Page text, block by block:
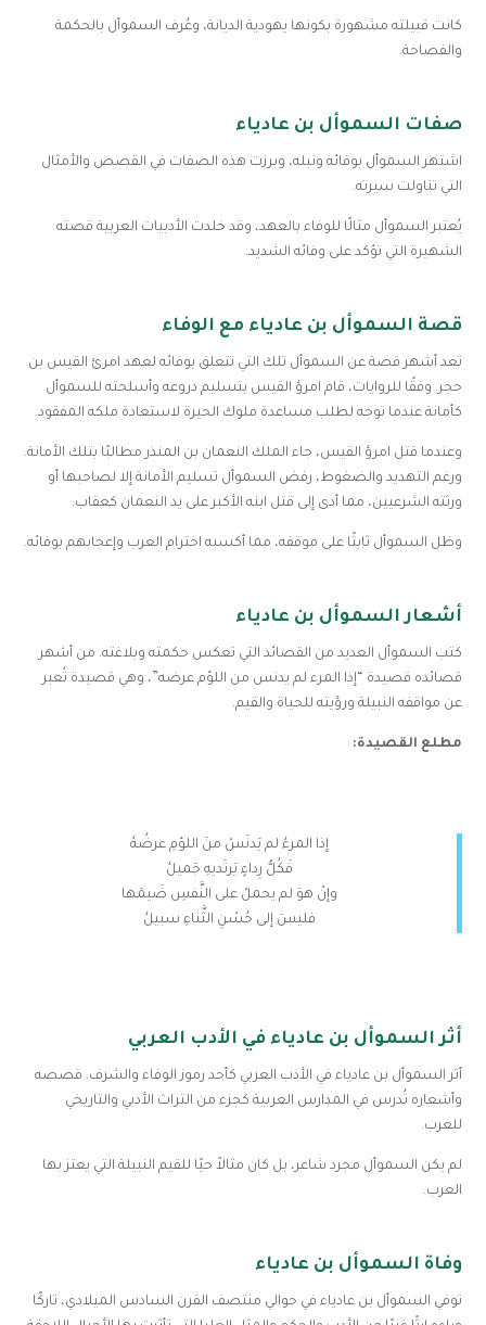
كانت قبيلته مشهورة بكونها يهودية الديانة، وعُرف السموأل بالحكمة
والفصاحة.
صفات السموأل بن عادياء
اشتهر السموأل بوفائه ونبله، وبرزت هذه الصفات في القصص والأمثال
التي تناولت سيرته.
يُعتبر السموأل مثالًا للوفاء بالعهد، وقد خلدت الأدبيات العربية قصته
الشهيرة التي تؤكد على وفائه الشديد.
قصة السموأل بن عادياء مع الوفاء
تعد أشهر قصة عن السموأل تلك التي تتعلق بوفائه لعهد امرئ القيس بن
حجر. وفقًا للروايات، قام امرؤ القيس بتسليم دروعه وأسلحته للسموأل
كأمانة عندما توجه لطلب مساعدة ملوك الحيرة لاستعادة ملكه المفقود.
وعندما قتل امرؤ القيس، جاء الملك النعمان بن المنذر مطالبًا بتلك الأمانة.
ورغم التهديد والضغوط، رفض السموأل تسليم الأمانة إلا لصاحبها أو
ورثته الشرعيين، مما أدى إلى قتل ابنه الأكبر على يد النعمان كعقاب.
وظل السموأل ثابتًا على موقفه، مما أكسبه احترام العرب وإعجابهم بوفائه.
أشعار السموأل بن عادياء
كتب السموأل العديد من القصائد التي تعكس حكمته وبلاغته. من أشهر
قصائده قصيدة “إذا المرء لم يدنس من اللؤم عرضه”، وهي قصيدة تُعبر
عن مواقفه النبيلة ورؤيته للحياة والقيم.
مطلع القصيدة:
إذا المرءُ لم يَدنَسْ منَ اللؤمِ عرضُهُ
فَكُلُّ رِداءٍ يَرتَديهِ جَميلُ
وإنْ هوَ لم يحملْ على النَّفسِ ضَيمَها
فليسَ إلى حُسْنِ الثَّناءِ سبيلُ
أثر السموأل بن عادياء في الأدب العربي
أثر السموأل بن عادياء في الأدب العربي كأحد رموز الوفاء والشرف. قصصه
وأشعاره تُدرس في المدارس العربية كجزء من التراث الأدبي والتاريخي
للعرب.
لم يكن السموأل مجرد شاعر، بل كان مثالاً حيًا للقيم النبيلة التي يعتز بها
العرب.
وفاة السموأل بن عادياء
توفي السموأل بن عادياء في حوالي منتصف القرن السادس الميلادي، تاركًا